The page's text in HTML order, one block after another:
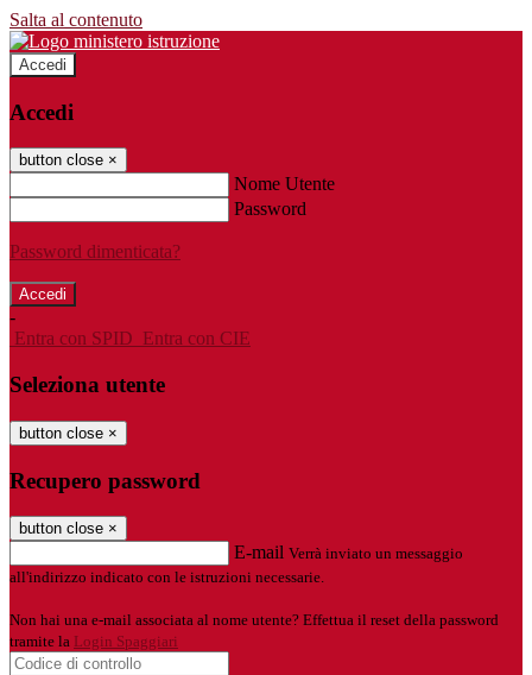
Salta al contenuto
Accedi
Accedi
button close ×
Nome Utente
Password
Password dimenticata?
-
Entra con SPID Entra con CIE
Seleziona utente
button close ×
Recupero password
button close ×
E-mail Verrà inviato un messaggio
all'indirizzo indicato con le istruzioni necessarie.
Non hai una e-mail associata al nome utente? Effettua il reset della password
tramite la Login Spaggiari